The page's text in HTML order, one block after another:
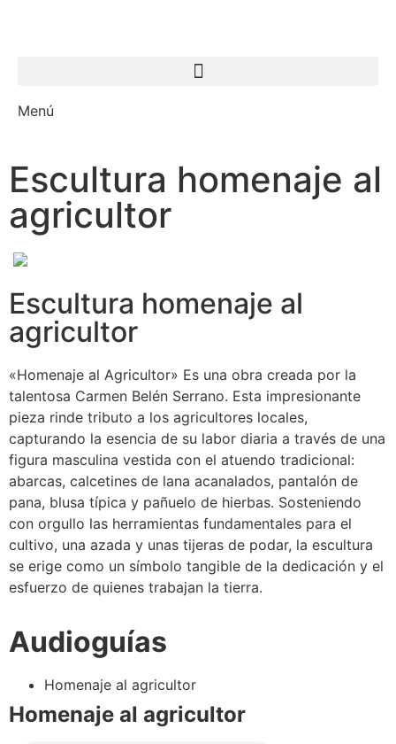
Menú
Escultura homenaje al
agricultor
Escultura homenaje al
agricultor
«Homenaje al Agricultor» Es una obra creada por la
talentosa Carmen Belén Serrano. Esta impresionante
pieza rinde tributo a los agricultores locales,
capturando la esencia de su labor diaria a través de una
figura masculina vestida con el atuendo tradicional:
abarcas, calcetines de lana acanalados, pantalón de
pana, blusa típica y pañuelo de hierbas. Sosteniendo
con orgullo las herramientas fundamentales para el
cultivo, una azada y unas tijeras de podar, la escultura
se erige como un símbolo tangible de la dedicación y el
esfuerzo de quienes trabajan la tierra.
Audioguías
Homenaje al agricultor
Homenaje al agricultor